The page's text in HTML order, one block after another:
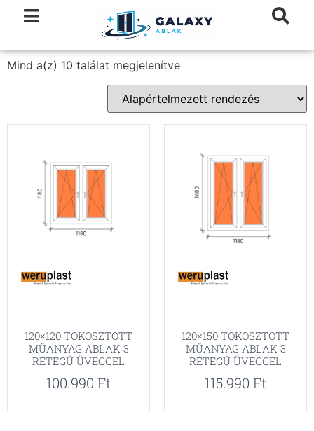
Mind a(z) 10 találat megjelenítve
120×120 TOKOSZTOTT
MŰANYAG ABLAK 3
RÉTEGŰ ÜVEGGEL
100.990 Ft
120×150 TOKOSZTOTT
MŰANYAG ABLAK 3
RÉTEGŰ ÜVEGGEL
115.990 Ft